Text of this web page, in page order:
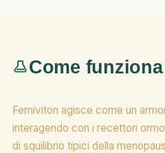
Come
Femiviton agisce come un
interagendo con i recettori
di squilibrio tipici della